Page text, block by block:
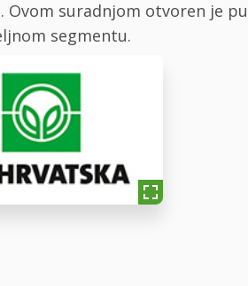
Ovom suradnjom otvoren je
segmentu.